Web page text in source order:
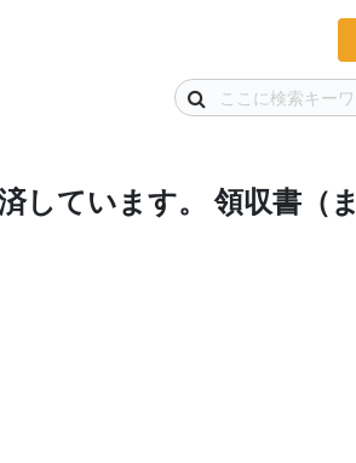
しています。 領収書（ま